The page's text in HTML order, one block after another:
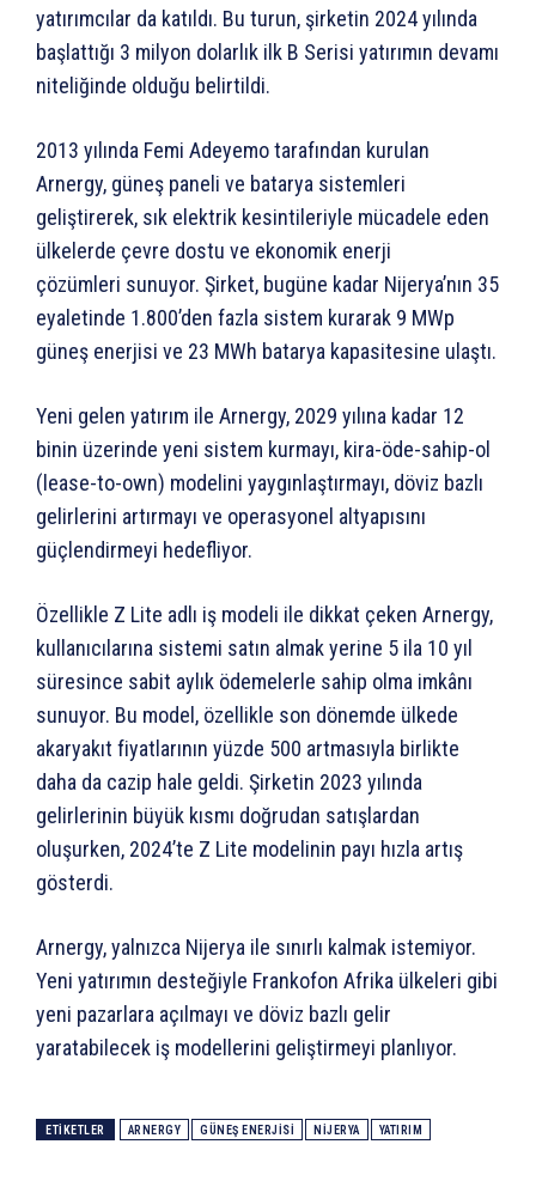
yatırımcılar da katıldı. Bu turun, şirketin 2024 yılında
başlattığı 3 milyon dolarlık ilk B Serisi yatırımın devamı
niteliğinde olduğu belirtildi.
2013 yılında Femi Adeyemo tarafından kurulan
Arnergy, güneş paneli ve batarya sistemleri
geliştirerek, sık elektrik kesintileriyle mücadele eden
ülkelerde çevre dostu ve ekonomik enerji
çözümleri sunuyor. Şirket, bugüne kadar Nijerya’nın 35
eyaletinde 1.800’den fazla sistem kurarak 9 MWp
güneş enerjisi ve 23 MWh batarya kapasitesine ulaştı.
Yeni gelen yatırım ile Arnergy, 2029 yılına kadar 12
binin üzerinde yeni sistem kurmayı, kira-öde-sahip-ol
(lease-to-own) modelini yaygınlaştırmayı, döviz bazlı
gelirlerini artırmayı ve operasyonel altyapısını
güçlendirmeyi hedefliyor.
Özellikle Z Lite adlı iş modeli ile dikkat çeken Arnergy,
kullanıcılarına sistemi satın almak yerine 5 ila 10 yıl
süresince sabit aylık ödemelerle sahip olma imkânı
sunuyor. Bu model, özellikle son dönemde ülkede
akaryakıt fiyatlarının yüzde 500 artmasıyla birlikte
daha da cazip hale geldi. Şirketin 2023 yılında
gelirlerinin büyük kısmı doğrudan satışlardan
oluşurken, 2024’te Z Lite modelinin payı hızla artış
gösterdi.
Arnergy, yalnızca Nijerya ile sınırlı kalmak istemiyor.
Yeni yatırımın desteğiyle Frankofon Afrika ülkeleri gibi
yeni pazarlara açılmayı ve döviz bazlı gelir
yaratabilecek iş modellerini geliştirmeyi planlıyor.
ETIKETLER ARNERGY GÜNEŞ ENERJISI NIJERYA YATIRIM